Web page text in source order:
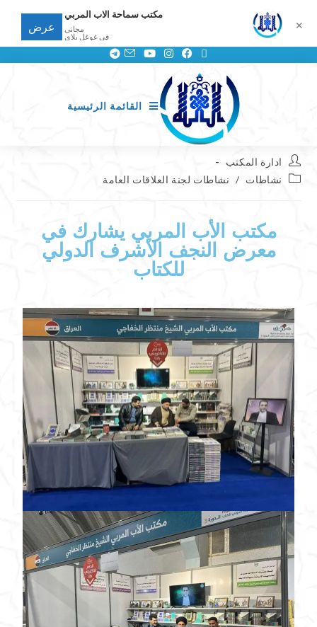
القائمة الرئيسية
ادارة المكتب
نشاطات / نشاطات لجنة العلاقات العامة
مكتب الأب المربي يشارك في
معرض النجف الأشرف الدولي
للكتاب
✕
مكتب سماحة الاب المربي
مجانى
في غوغل بلاي
عرض